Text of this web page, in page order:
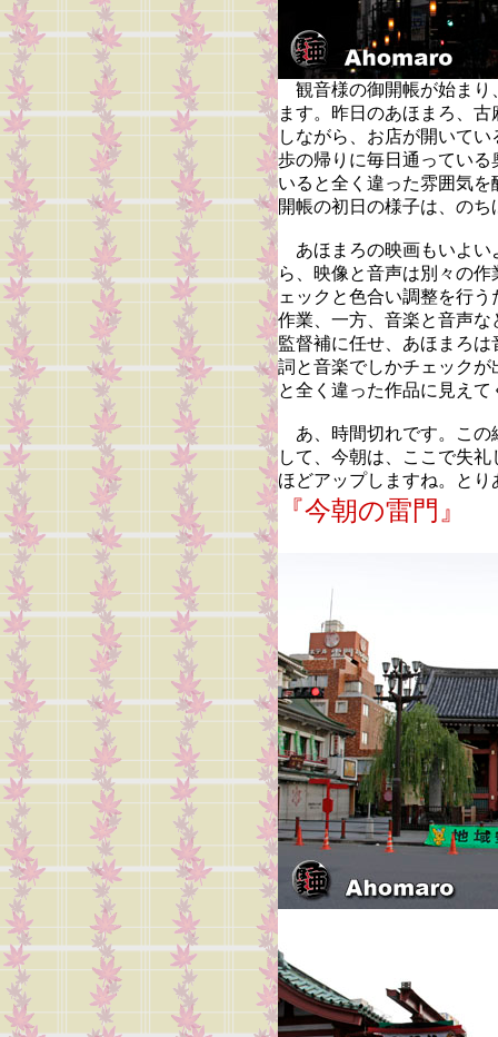
観音様の御開帳が始まり
ます。昨日のあほまろ、
しながら、お店が開いて
歩の帰りに毎日通ってい
いると全く違った雰囲気
開帳の初日の様子は、の
あほまろの映画もいよい
ら、映像と音声は別々の
ェックと色合い調整を行
作業、一方、音楽と音声
監督補に任せ、あほまろ
詞と音楽でしかチェック
と全く違った作品に見えて
あ、時間切れです。この
して、今朝は、ここで失
ほどアップしますね。と
『今朝の雷門』